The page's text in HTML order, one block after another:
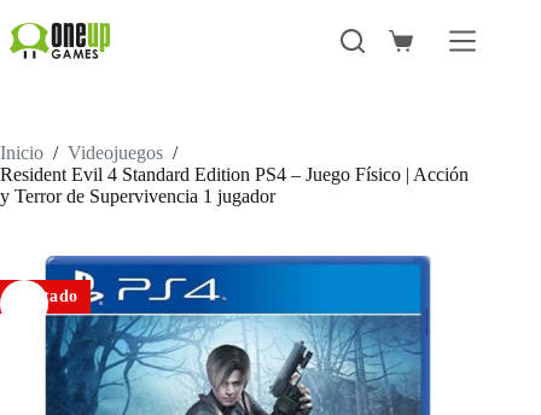
al
contenido
Carro
Inicio / Videojuegos /
Resident Evil 4 Standard Edition PS4 – Juego Físico | Acción
y Terror de Supervivencia 1 jugador
Agotado